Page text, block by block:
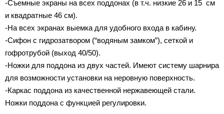
-Съемные экраны на всех поддонах (в т.ч. низкие 26 и 15 см
и квадратные 46 см).
-На всех экранах выемка для удобного входа в кабину.
-Сифон с гидрозатвором (“водяным замком”), сеткой и
гофротрубой (выход 40/50).
-Ножки для поддона из двух частей. Имеют систему шарнира
для возможности установки на неровную поверхность.
-Каркас поддона из качественной нержавеющей стали.
Ножки поддона с функцией регулировки.